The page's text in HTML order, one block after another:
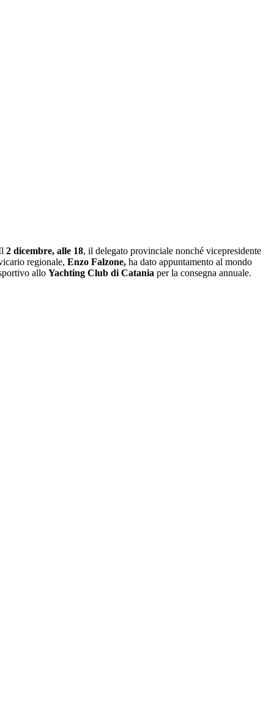
2 dicembre, alle 18, il delegato provinciale nonché vicepresidente
regionale,Enzo Falzone, ha dato appuntamento al mondo
alloYachting Club di Catania per la consegna annuale.